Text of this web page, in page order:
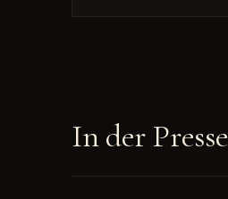
In der Presse